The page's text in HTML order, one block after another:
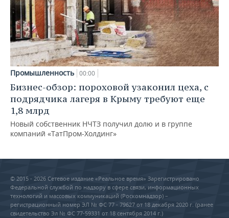
Промышленность 00:00
Бизнес-обзор: пороховой узаконил цеха, с
подрядчика лагеря в Крыму требуют еще
1,8 млрд
Новый собственник НЧТЗ получил долю и в группе
компаний «ТатПром-Холдинг»
© 2015 - 2026 Сетевое издание «Реальное время» Зарегистрировано
Федеральной службой по надзору в сфере связи, информационных
технологий и массовых коммуникаций (Роскомнадзор) –
регистрационный номер ЭЛ № ФС 77 - 79627 от 18 декабря 2020 г. (ранее
свидетельство Эл № ФС 77-59331 от 18 сентября 2014 г.)